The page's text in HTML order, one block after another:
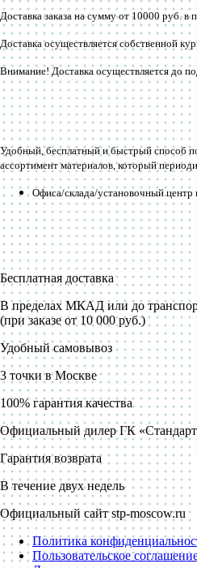
Доставка заказа на сумму от 10000 руб.
Доставка осуществляется собственной
Внимание! Доставка осуществляется до
Удобный, бесплатный и быстрый способ
ассортимент материалов, который
Офиса/склада/установочный центр
Бесплатная доставка
В пределах МКАД или до
(при заказе от 10 000 руб.)
Удобный самовывоз
3 точки в Москве
100% гарантия качества
Официальный дилер ГК
Гарантия возврата
В течение двух недель
Официальный сайт stp-moscow.ru
Политика
Пользовательское